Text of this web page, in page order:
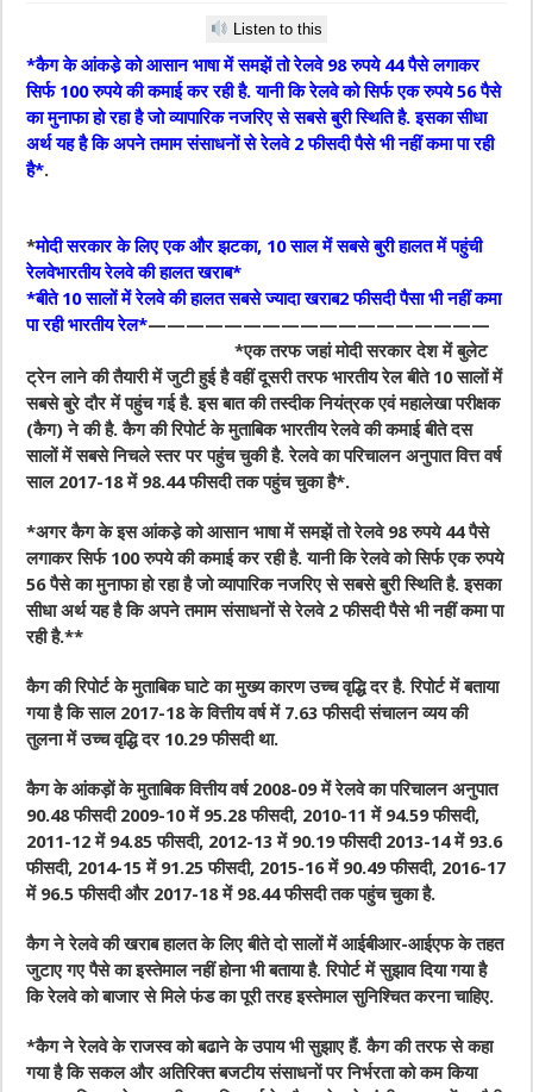
Listen to this
*कैग के आंकडे़ को आसान भाषा में समझें तो रेलवे 98 रुपये 44 पैसे लगाकर
सिर्फ 100 रुपये की कमाई कर रही है. यानी कि रेलवे को सिर्फ एक रुपये 56 पैसे
का मुनाफा हो रहा है जो व्यापारिक नजरिए से सबसे बुरी स्थिति है. इसका सीधा
अर्थ यह है कि अपने तमाम संसाधनों से रेलवे 2 फीसदी पैसे भी नहीं कमा पा रही
है*.
*मोदी सरकार के लिए एक और झटका, 10 साल में सबसे बुरी हालत में पहुंची
रेलवेभारतीय रेलवे की हालत खराब*
*बीते 10 सालों में रेलवे की हालत सबसे ज्यादा खराब2 फीसदी पैसा भी नहीं कमा
पा रही भारतीय रेल*——————————————————
*एक तरफ जहां मोदी सरकार देश में बुलेट
ट्रेन लाने की तैयारी में जुटी हुई है वहीं दूसरी तरफ भारतीय रेल बीते 10 सालों में
सबसे बुरे दौर में पहुंच गई है. इस बात की तस्दीक नियंत्रक एवं महालेखा परीक्षक
(कैग) ने की है. कैग की रिपोर्ट के मुताबिक भारतीय रेलवे की कमाई बीते दस
सालों में सबसे निचले स्तर पर पहुंच चुकी है. रेलवे का परिचालन अनुपात वित्त वर्ष
साल 2017-18 में 98.44 फीसदी तक पहुंच चुका है*.
*अगर कैग के इस आंकडे़ को आसान भाषा में समझें तो रेलवे 98 रुपये 44 पैसे
लगाकर सिर्फ 100 रुपये की कमाई कर रही है. यानी कि रेलवे को सिर्फ एक रुपये
56 पैसे का मुनाफा हो रहा है जो व्यापारिक नजरिए से सबसे बुरी स्थिति है. इसका
सीधा अर्थ यह है कि अपने तमाम संसाधनों से रेलवे 2 फीसदी पैसे भी नहीं कमा पा
रही है.**
कैग की रिपोर्ट के मुताबिक घाटे का मुख्य कारण उच्च वृद्धि दर है. रिपोर्ट में बताया
गया है कि साल 2017-18 के वित्तीय वर्ष में 7.63 फीसदी संचालन व्यय की
तुलना में उच्च वृद्धि दर 10.29 फीसदी था.
कैग के आंकड़ों के मुताबिक वित्तीय वर्ष 2008-09 में रेलवे का परिचालन अनुपात
90.48 फीसदी 2009-10 में 95.28 फीसदी, 2010-11 में 94.59 फीसदी,
2011-12 में 94.85 फीसदी, 2012-13 में 90.19 फीसदी 2013-14 में 93.6
फीसदी, 2014-15 में 91.25 फीसदी, 2015-16 में 90.49 फीसदी, 2016-17
में 96.5 फीसदी और 2017-18 में 98.44 फीसदी तक पहुंच चुका है.
कैग ने रेलवे की खराब हालत के लिए बीते दो सालों में आईबीआर-आईएफ के तहत
जुटाए गए पैसे का इस्तेमाल नहीं होना भी बताया है. रिपोर्ट में सुझाव दिया गया है
कि रेलवे को बाजार से मिले फंड का पूरी तरह इस्तेमाल सुनिश्चित करना चाहिए.
*कैग ने रेलवे के राजस्व को बढाने के उपाय भी सुझाए हैं. कैग की तरफ से कहा
गया है कि सकल और अतिरिक्त बजटीय संसाधनों पर निर्भरता को कम किया